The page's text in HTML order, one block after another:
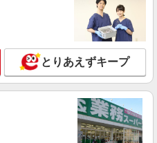
詳細を見る
とりあえずキープ